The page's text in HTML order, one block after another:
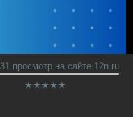
31 просмотр на сайте 12n.ru